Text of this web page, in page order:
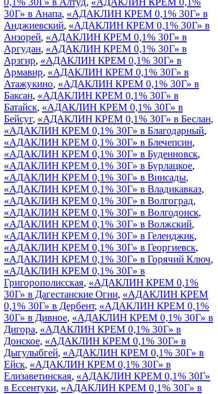
30Г» в Анапа, «АДАКЛИН КРЕМ 0,1% 30Г» в
Анджиевский, «АДАКЛИН КРЕМ 0,1% 30Г» в
Анзорей, «АДАКЛИН КРЕМ 0,1% 30Г» в
Аргудан, «АДАКЛИН КРЕМ 0,1% 30Г» в
Арзгир, «АДАКЛИН КРЕМ 0,1% 30Г» в
Армавир, «АДАКЛИН КРЕМ 0,1% 30Г» в
Атажукино, «АДАКЛИН КРЕМ 0,1% 30Г» в
Баксан, «АДАКЛИН КРЕМ 0,1% 30Г» в
Батайск, «АДАКЛИН КРЕМ 0,1% 30Г» в
Бейсуг, «АДАКЛИН КРЕМ 0,1% 30Г» в Беслан,
«АДАКЛИН КРЕМ 0,1% 30Г» в Благодарный,
«АДАКЛИН КРЕМ 0,1% 30Г» в Блечепсин,
«АДАКЛИН КРЕМ 0,1% 30Г» в Буденновск,
«АДАКЛИН КРЕМ 0,1% 30Г» в Бурлацкое,
«АДАКЛИН КРЕМ 0,1% 30Г» в Винсады,
«АДАКЛИН КРЕМ 0,1% 30Г» в Владикавказ,
«АДАКЛИН КРЕМ 0,1% 30Г» в Волгоград,
«АДАКЛИН КРЕМ 0,1% 30Г» в Волгодонск,
«АДАКЛИН КРЕМ 0,1% 30Г» в Волжский,
«АДАКЛИН КРЕМ 0,1% 30Г» в Геленджик,
«АДАКЛИН КРЕМ 0,1% 30Г» в Георгиевск,
«АДАКЛИН КРЕМ 0,1% 30Г» в Горячий Ключ,
«АДАКЛИН КРЕМ 0,1% 30Г» в
Григорополисская, «АДАКЛИН КРЕМ 0,1%
30Г» в Дагестанские Огни, «АДАКЛИН КРЕМ
0,1% 30Г» в Дербент, «АДАКЛИН КРЕМ 0,1%
30Г» в Дивное, «АДАКЛИН КРЕМ 0,1% 30Г» в
Дигора, «АДАКЛИН КРЕМ 0,1% 30Г» в
Донское, «АДАКЛИН КРЕМ 0,1% 30Г» в
Дыгулыбгей, «АДАКЛИН КРЕМ 0,1% 30Г» в
Ейск, «АДАКЛИН КРЕМ 0,1% 30Г» в
Елизаветинская, «АДАКЛИН КРЕМ 0,1% 30Г»
в Ессентуки, «АДАКЛИН КРЕМ 0,1% 30Г» в